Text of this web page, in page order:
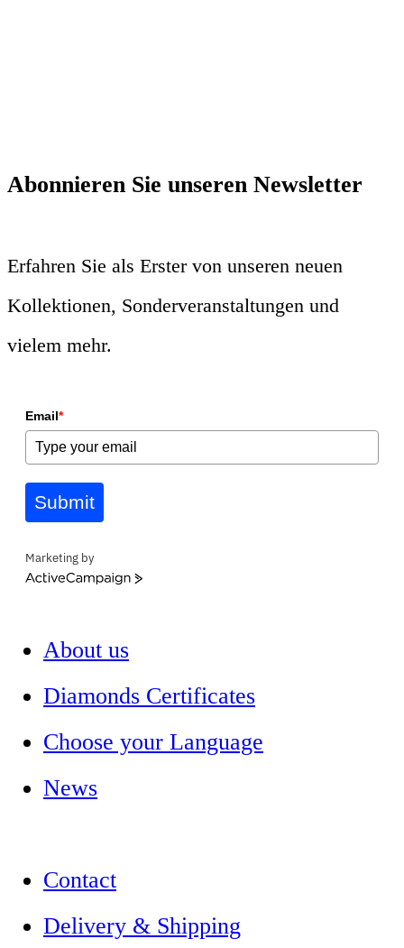
Abonnieren Sie unseren Newsletter
Erfahren Sie als Erster von unseren neuen
Kollektionen, Sonderveranstaltungen und
vielem mehr.
Email*
Submit
Marketing by
ActiveCampaign
About us
Diamonds Certificates
Choose your Language
News
Contact
Delivery & Shipping